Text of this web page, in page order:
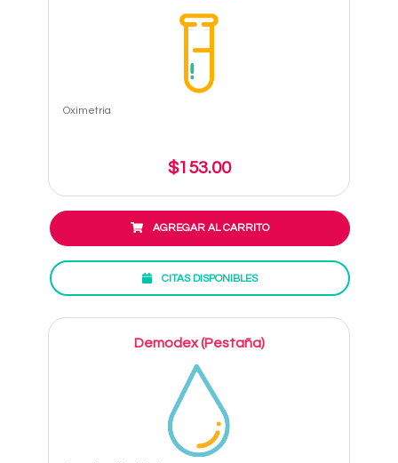
Oximetria
$153.00
AGREGAR AL CARRITO
CITAS DISPONIBLES
Demodex (Pestaña)